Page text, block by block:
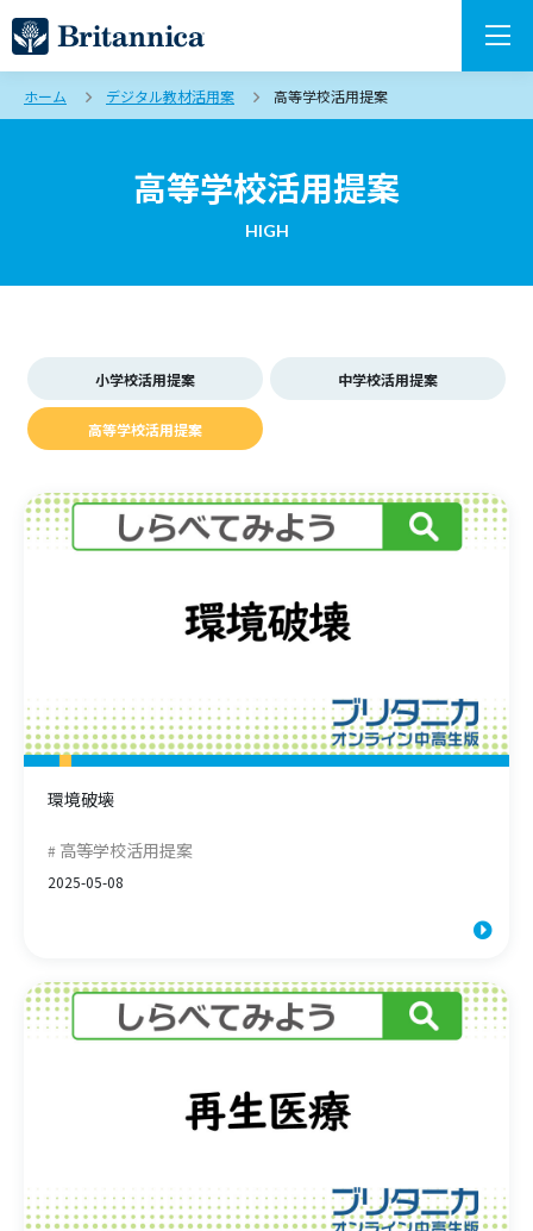
ホーム デジタル教材活用案 高等学校活用提案
高等学校活用提案
HIGH
小学校活用提案 中学校活用提案
高等学校活用提案
環境破壊
高等学校活用提案
2025-05-08